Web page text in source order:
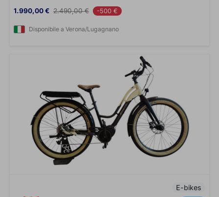
Prezzo
1.990,00 € Prezzo base
2.490,00 € -500 €
Disponibile a Verona/Lugagnano
E-bikes